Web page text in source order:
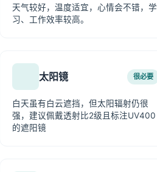
天气较好，温度适宜，心情会不错，学
习、工作效率较高。
太阳镜 很必要
白天虽有白云遮挡，但太阳辐射仍很
强，建议佩戴透射比2级且标注UV400
的遮阳镜